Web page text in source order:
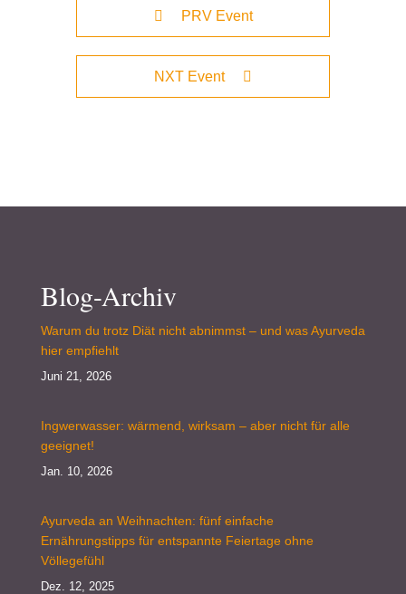
PRV Event
NXT Event
Blog-Archiv
Warum du trotz Diät nicht abnimmst – und was Ayurveda
hier empfiehlt
Juni 21, 2026
Ingwerwasser: wärmend, wirksam – aber nicht für alle
geeignet!
Jan. 10, 2026
Ayurveda an Weihnachten: fünf einfache
Ernährungstipps für entspannte Feiertage ohne
Völlegefühl
Dez. 12, 2025